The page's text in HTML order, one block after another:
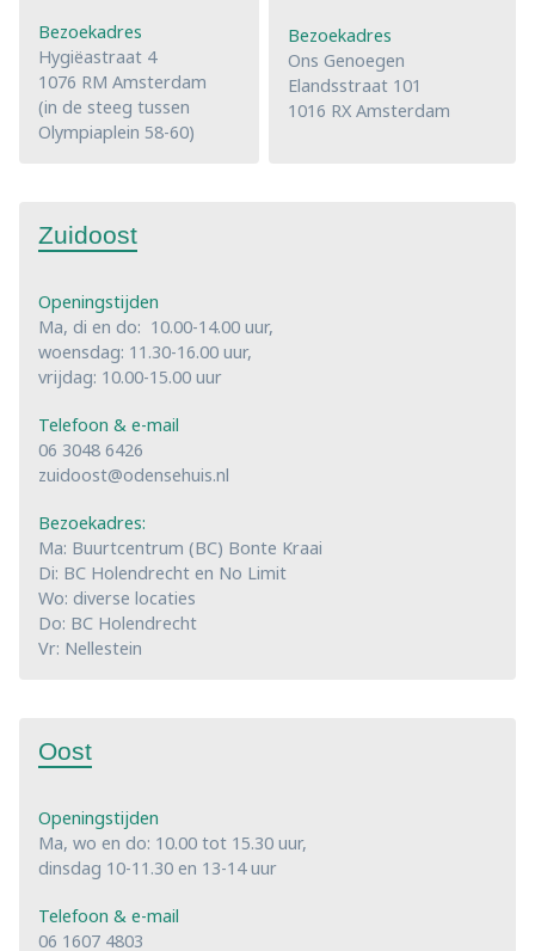
Bezoekadres
Hygiëastraat 4
1076 RM Amsterdam
(in de steeg tussen
Olympiaplein 58-60)
Bezoekadres
Ons Genoegen
Elandsstraat 101
1016 RX Amsterdam
Zuidoost
Openingstijden
Ma, di en do: 10.00-14.00 uur,
woensdag: 11.30-16.00 uur,
vrijdag: 10.00-15.00 uur
Telefoon & e-mail
06 3048 6426
zuidoost@odensehuis.nl
Bezoekadres:
Ma: Buurtcentrum (BC) Bonte Kraai
Di: BC Holendrecht en No Limit
Wo: diverse locaties
Do: BC Holendrecht
Vr: Nellestein
Oost
Openingstijden
Ma, wo en do: 10.00 tot 15.30 uur,
dinsdag 10-11.30 en 13-14 uur
Telefoon & e-mail
06 1607 4803